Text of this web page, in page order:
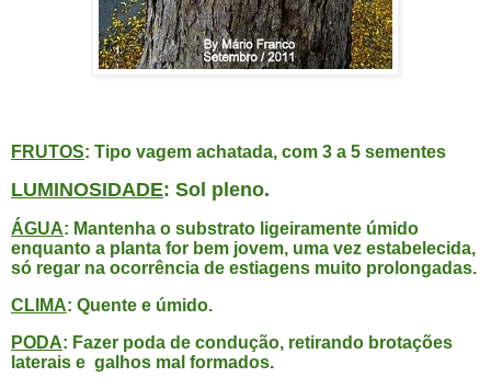
FRUTOS: Tipo vagem achatada, com 3 a 5 sementes
LUMINOSIDADE: Sol pleno.
ÁGUA: Mantenha o substrato ligeiramente úmido
enquanto a planta for bem jovem, uma vez estabelecida,
só regar na ocorrência de estiagens muito prolongadas.
CLIMA: Quente e úmido.
PODA: Fazer poda de condução, retirando brotações
laterais e galhos mal formados.